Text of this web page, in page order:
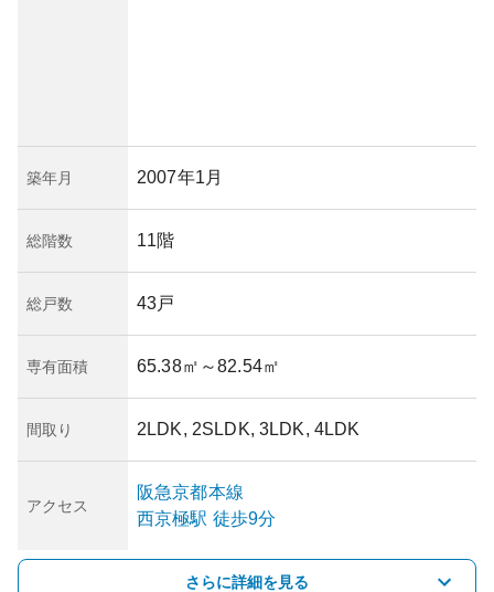
築年月 2007年1月
総階数 11階
総戸数 43戸
専有面積 65.38㎡ ～82.54㎡
間取り 2LDK, 2SLDK, 3LDK, 4LDK
アクセス
阪急京都本線
西京極駅 徒歩9分
さらに詳細を見る